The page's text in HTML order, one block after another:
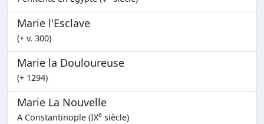
Marie l'Esclave
(+ v. 300)
Marie la Douloureuse
(+ 1294)
Marie La Nouvelle
A Constantinople (IXe siècle)